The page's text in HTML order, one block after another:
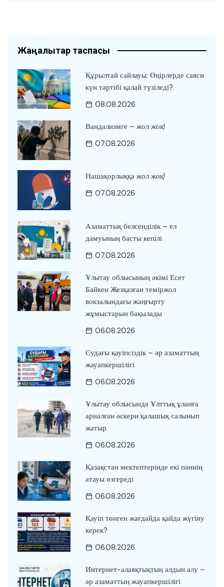
Жаңалықтар таспасы
Құрылтай сайлауы: Өңірлерде саяси
күн тәртібі қалай түзіледі?
08.08.2026
Вандализмге – жол жоқ!
07.08.2026
Нашақорлыққа жол жоқ!
07.08.2026
Азаматтық белсенділік – ел
дамуының басты кепілі
07.08.2026
Ұлытау облысының әкімі Есет
Байкен Жезқазған теміржол
вокзалындағы жаңғырту
жұмыстарын бақылады
06.08.2026
Судағы қауіпсіздік – әр азаматтың
жауапкершілігі
06.08.2026
Ұлытау облысында Ұлттық ұланға
арналған әскери қалашық салынып
жатыр
06.08.2026
Қазақстан мектептерінде екі пәннің
атауы өзгереді
06.08.2026
Қауіп төнген жағдайда қайда жүгіну
керек?
06.08.2026
Интернет-алаяқтықтың алдын алу –
әр азаматтың жауапкершілігі